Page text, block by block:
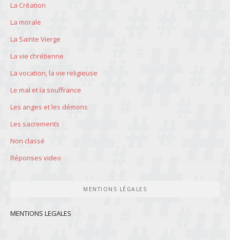
La Création
La morale
La Sainte Vierge
La vie chrétienne
La vocation, la vie religieuse
Le mal et la souffrance
Les anges et les démons
Les sacrements
Non classé
Réponses video
MENTIONS LÉGALES
MENTIONS LEGALES